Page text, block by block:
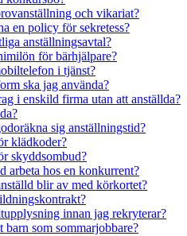
och vikariat?
en policy för sekretess?
anställningsavtal?
för bärhjälpare?
i tjänst?
ska jag använda?
i enskild firma utan att anställda?
sig anställningstid?
klädkoder?
skyddsombud?
arbeta hos en konkurrent?
blir av med körkortet?
innan jag rekryterar?
barn som sommarjobbare?